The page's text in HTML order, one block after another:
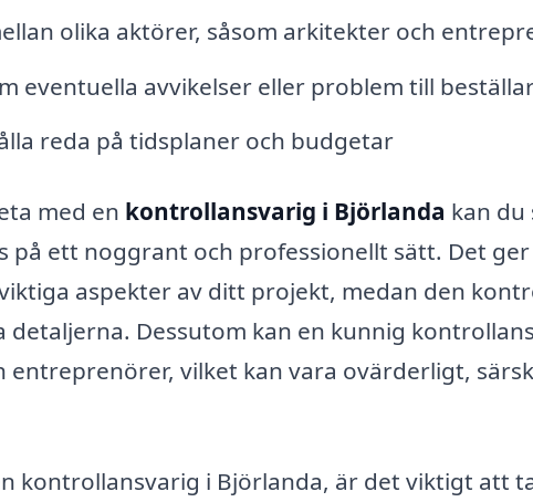
olika aktörer, såsom arkitekter och
eventuella avvikelser eller problem till
reda på tidsplaner och budgetar
med en kontrollansvarig i Björlanda kan du
på ett noggrant och professionellt sätt. Det
aspekter av ditt projekt, medan den
detaljerna. Dessutom kan en kunnig
entreprenörer, vilket kan vara ovärderligt,
kontrollansvarig i Björlanda, är det viktigt att